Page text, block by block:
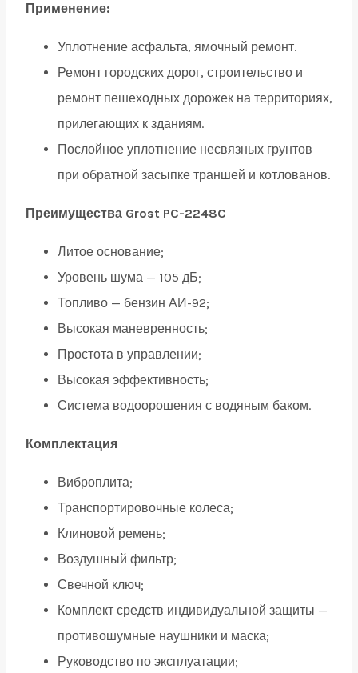
Применение:
Уплотнение асфальта, ямочный ремонт.
Ремонт городских дорог, строительство и
ремонт пешеходных дорожек на территориях,
прилегающих к зданиям.
Послойное уплотнение несвязных грунтов
при обратной засыпке траншей и котлованов.
Преимущества Grost PC-2248C
Литое основание;
Уровень шума — 105 дБ;
Топливо — бензин АИ-92;
Высокая маневренность;
Простота в управлении;
Высокая эффективность;
Система водоорошения с водяным баком.
Комплектация
Виброплита;
Транспортировочные колеса;
Клиновой ремень;
Воздушный фильтр;
Свечной ключ;
Комплект средств индивидуальной защиты —
противошумные наушники и маска;
Руководство по эксплуатации;